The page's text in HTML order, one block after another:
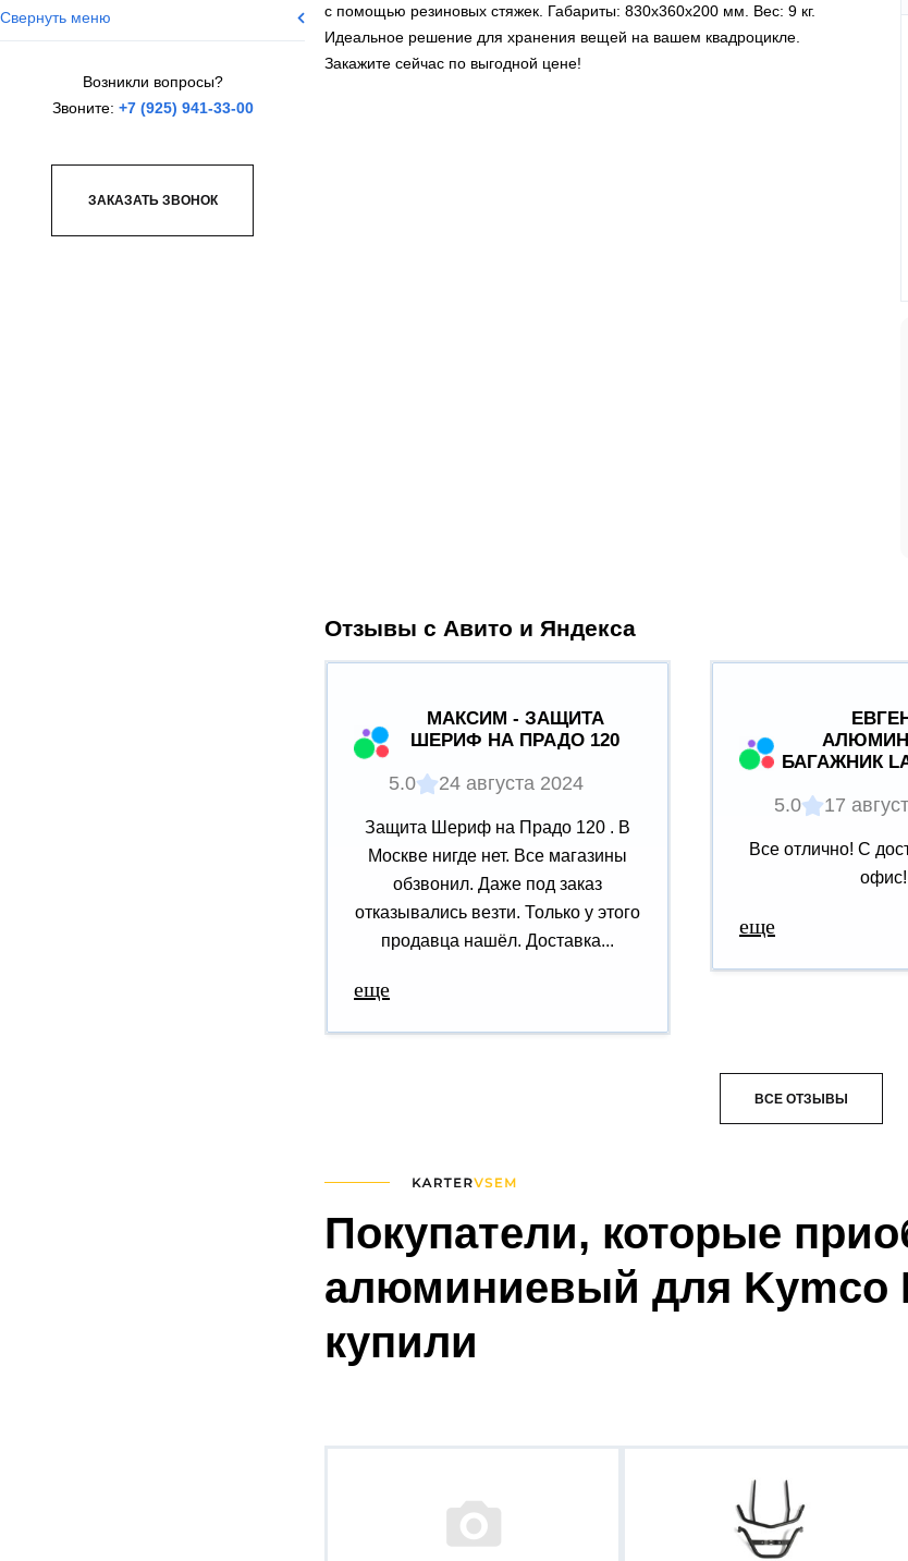
Свернуть меню
Возникли вопросы?
Звоните: +7 (925) 941-33-00
ЗАКАЗАТЬ ЗВОНОК
с помощью резиновых стяжек. Габариты: 830х360х200 мм. Вес: 9 кг.
Идеальное решение для хранения вещей на вашем квадроцикле.
Закажите сейчас по выгодной цене!
Отзывы с Авито и Яндекса
МАКСИМ - ЗАЩИТА
ШЕРИФ НА ПРАДО 120
5.0 24 августа 2024
Защита Шериф на Прадо 120 . В
Москве нигде нет. Все магазины
обзвонил. Даже под заказ
отказывались везти. Только у этого
продавца нашёл. Доставка...
еще
БАГАЖНИК
5.0 17
Все отлично! С
офис!
еще
ВСЕ ОТЗЫВЫ
Покупатели, которые
алюминиевый для Kymco
купили